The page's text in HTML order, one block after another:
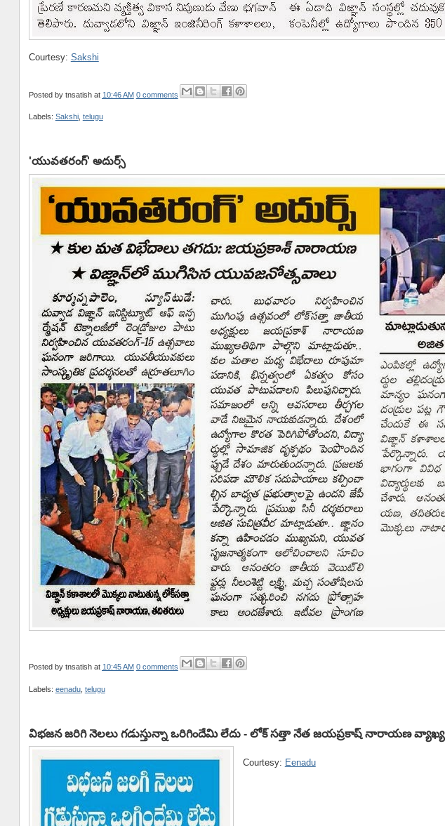
Courtesy: Sakshi
Posted by tnsatish at 10:46 AM 0 comments
Labels: Sakshi, telugu
'యువతరంగ్' అదుర్స్
Posted by tnsatish at 10:45 AM 0 comments
Labels: eenadu, telugu
విభజన జరిగి నెలలు గడుస్తున్నా ఒరిగిందేమి లేదు - లోక్ సత్తా నేత జయప్రకాష్ నారాయణ వ్యాఖ్య
Courtesy: Eenadu